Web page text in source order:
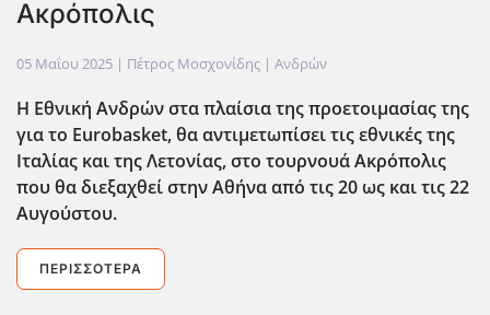
Ακρόπολις
05 Μαΐου 2025 | Πέτρος Μοσχονίδης | Ανδρών
Η Εθνική Ανδρών στα πλαίσια της προετοιμασίας της
για το Eurobasket, θα αντιμετωπίσει τις εθνικές της
Ιταλίας και της Λετονίας, στο τουρνουά Ακρόπολις
που θα διεξαχθεί στην Αθήνα από τις 20 ως και τις 22
Αυγούστου.
ΠΕΡΙΣΣΌΤΕΡΑ